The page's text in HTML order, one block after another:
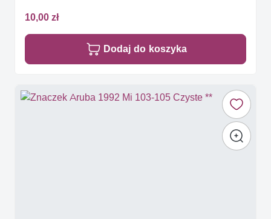
10,00 zł
Dodaj do koszyka